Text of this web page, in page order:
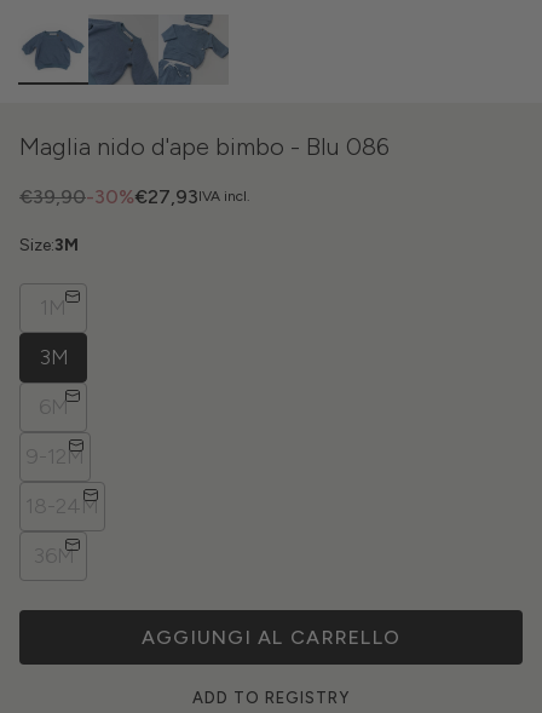
Maglia nido d'ape bimbo - Blu 086
IVA incl.
-30%
€39,90 €27,93
Size:3M
1M
3M
6M
9-12M
18-24M
36M
AGGIUNGI AL CARRELLO
ADD TO REGISTRY